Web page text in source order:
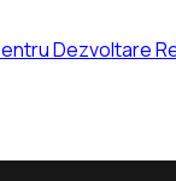
Dezvoltare